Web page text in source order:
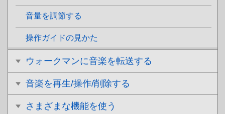
音量を調節する
操作ガイドの見かた
ウォークマンに音楽を転送する
音楽を再生/操作/削除する
さまざまな機能を使う